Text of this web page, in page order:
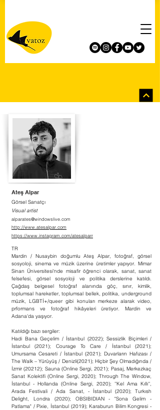
Ateş Alpar
Görsel Sanatçı
Visual artist
alparates@windowslive.com
http://www.atesalpar.com
https://www.instagram.com/atesalparr
TR
Mardin / Nusaybin doğumlu Ateş Alpar, fotoğraf, görsel
sosyoloji, sinema ve müzik üzerine üretimler yapıyor. Mimar
Sinan Üniversitesi'nde misafir öğrenci olarak, sanat, sanat
felsefesi, görsel sosyoloji ve politika derslerine katıldı.
Çağdaş belgesel fotoğraf alanında göç, sınır, kimlik,
toplumsal hareketler, toplumsal bellek, politika, underground
müzik, LGBTİ+/queer gibi konuları merkeze alarak video,
prformans ve fotoğraf hikâyeleri üretiyor. Mardin ve
Adana'da yaşıyor.
Katıldığı bazı sergiler:
Hadi Bana Geçelim / İstanbul (2022); Sessizlik Biçimleri /
İstanbul (2021); Courage To Care / İstanbul (2021);
Umursama Cesareti / İstanbul (2021); Duvarların Hafızası /
The Walk – Yürüyüş / Denizli(2021); Hiçbir Şey Olmadığında /
İzmir (20212); Sauna (Online Sergi, 2021); Pasaj, Merkezkaç
Sanat Kolektifi (Online Sergi, 2020); Through The Window,
İstanbul - Hollanda (Online Sergi, 2020); ''Kel Ama Kıllı'',
Arada Festivali / Ada Sanat, - İstanbul (2020); Turkısh
Delight, Londra (2020); OBSIBIDIAN - "Sona Gelim -
Patlama" / Pixie, İstanbul (2019); Karaburun Bilim Kongresi -